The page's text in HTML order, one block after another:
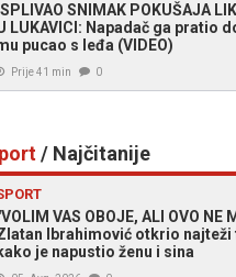
SNIMAK POKUŠAJA
LUKAVICI: Napadač ga pratio
pucao s leđa (VIDEO)
Prije 41 min 0
/ Najčitanije
VAS OBOJE, ALI OVO NE
Ibrahimović otkrio najteži
je napustio ženu i sina